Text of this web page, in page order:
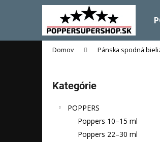
Domov Pánska spodná
Preskočiť
kategórie
Kategórie
POPPERS
Poppers 10–15 ml
Poppers 22–30 ml
Späť
do
Späť
do